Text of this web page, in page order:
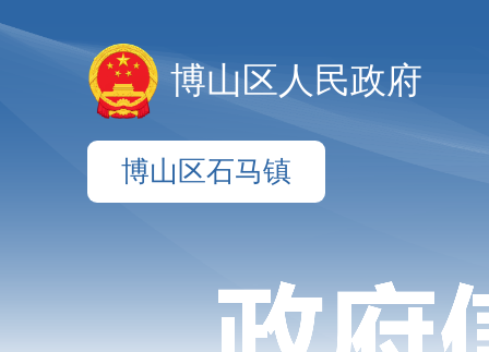
博山区人民政府
博山区石马镇